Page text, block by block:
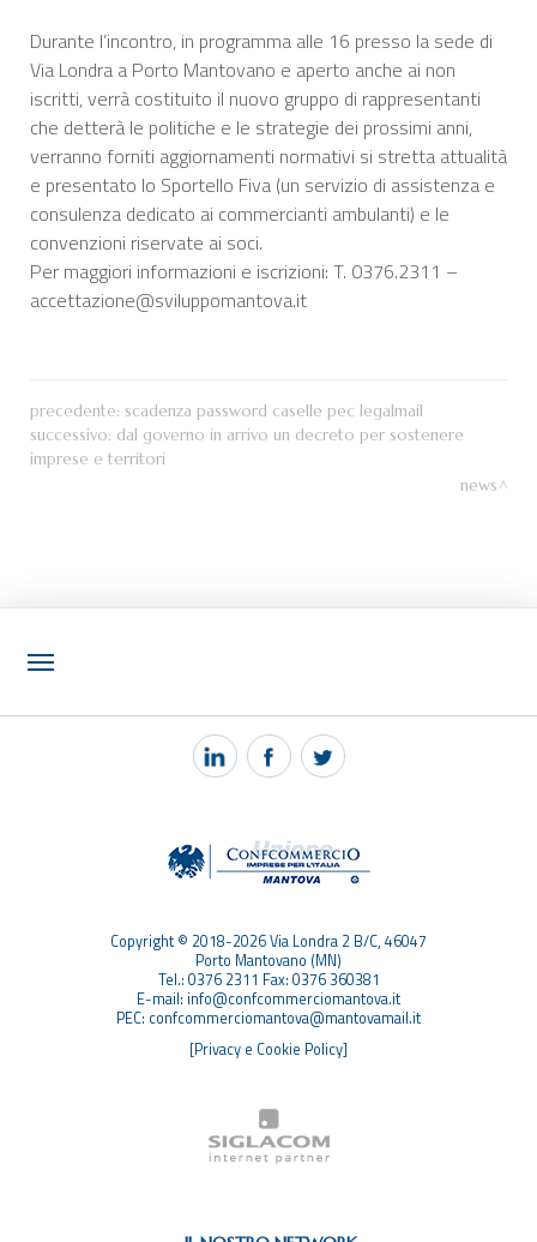
Durante l’incontro, in programma alle 16 presso la sede di
Via Londra a Porto Mantovano e aperto anche ai non
iscritti, verrà costituito il nuovo gruppo di rappresentanti
che detterà le politiche e le strategie dei prossimi anni,
verranno forniti aggiornamenti normativi si stretta attualità
e presentato lo Sportello Fiva (un servizio di assistenza e
consulenza dedicato ai commercianti ambulanti) e le
convenzioni riservate ai soci.
Per maggiori informazioni e iscrizioni: T. 0376.2311 –
accettazione@sviluppomantova.it
precedente: scadenza password caselle pec legalmail
successivo: dal governo in arrivo un decreto per sostenere
imprese e territori
news
NOTIZIE
PEC MANTOVA MAIL
Copyright © 2018-2026 Via Londra 2 B/C, 46047
Porto Mantovano (MN)
Tel.: 0376 2311 Fax: 0376 360381
E-mail: info@confcommerciomantova.it
PEC: confcommerciomantova@mantovamail.it
[Privacy e Cookie Policy]